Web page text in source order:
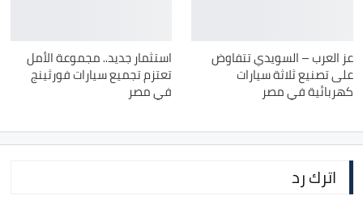
عز العرب – السويدي تتفاوض
على تصنيع ثلاثة سيارات
كهربائية في مصر
استثمار جديد.. مجموعة الأمل
تعتزم تجميع سيارات فورثينج
في مصر
اترك رد